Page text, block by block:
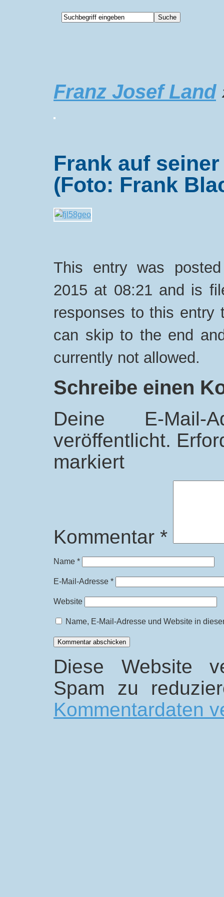
Franz Josef Land
Frank auf
(Foto: Frank
This entry was
2015 at 08:21 and is
responses to this entry
can skip to the end
currently not allowed.
Schreibe einen
Deine E-
veröffentlicht.
markiert
Kommentar *
Name *
E-Mail-Adresse *
Website
Name, E-Mail-Adresse und Website in
Diese Website
Spam zu
Kommentardaten